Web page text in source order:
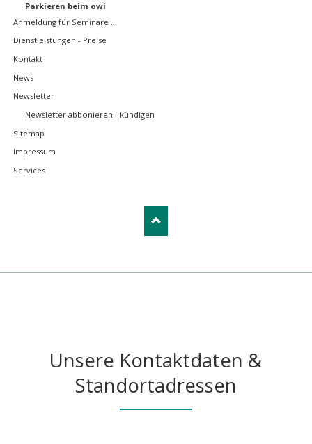
Parkieren beim owi
Anmeldung für Seminare ...
Dienstleistungen - Preise
Kontakt
News
Newsletter
Newsletter abbonieren - kündigen
Sitemap
Impressum
Services
Unsere Kontaktdaten &
Standortadressen